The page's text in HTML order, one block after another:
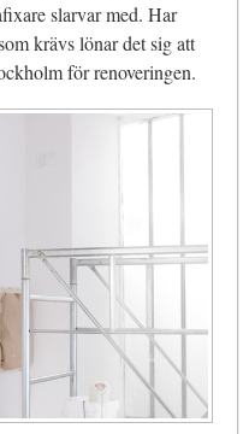
slarvar med. Har
krävs lönar det sig att
för renoveringen.